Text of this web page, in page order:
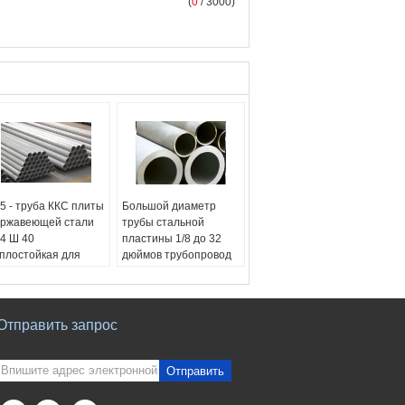
- труба ККС плиты
стали
Ш 40
для
продукта:
труб
химикат,
ядерная
боилер, газ,
Большой диаметр
трубы стальной
пластины 1/8 до 32
дюймов трубопровод
безшовный
Применение:химикат,
петролеум, медицина,
запрос
Отправить